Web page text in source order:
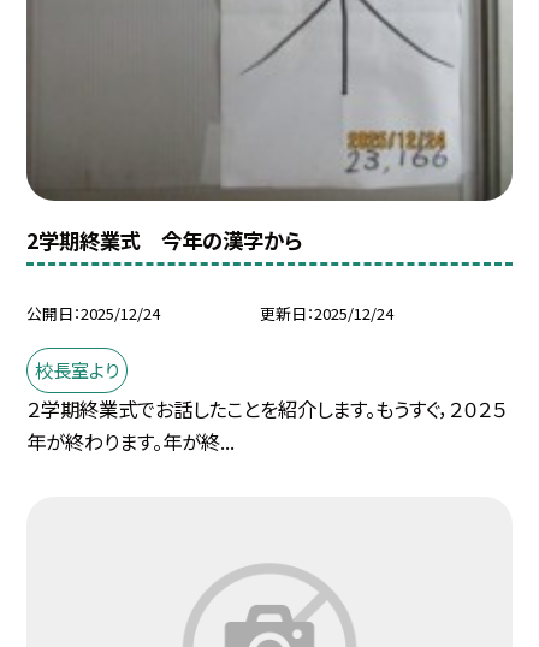
2学期終業式 今年の漢字から
公開日 2025/12/24 更新日 2025/12/24
校長室より
２学期終業式でお話したことを紹介します。もうすぐ，２０２５
年が終わります。年が終...